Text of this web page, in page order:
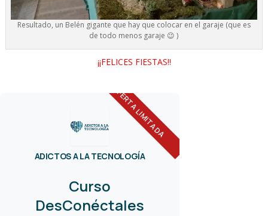
Resultado, un Belén gigante que hay que colocar en el garaje (que es
de todo menos garaje 😉 )
¡¡FELICES FIESTAS!!
OFERTA LIMITADA
ADICTOS A LA TECNOLOGÍA
Curso
DesConéctales